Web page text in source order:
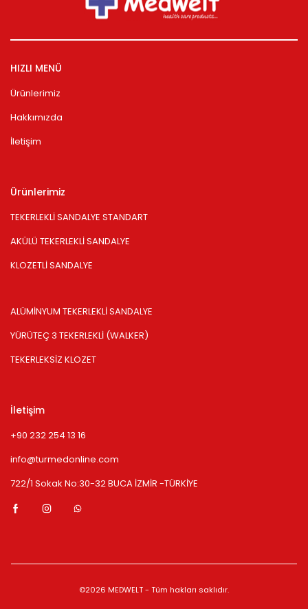
HIZLI MENÜ
Ürünlerimiz
Hakkımızda
İletişim
Ürünlerimiz
TEKERLEKLİ SANDALYE STANDART
AKÜLÜ TEKERLEKLİ SANDALYE
KLOZETLİ SANDALYE
ALÜMİNYUM TEKERLEKLİ SANDALYE
YÜRÜTEÇ 3 TEKERLEKLİ (WALKER)
TEKERLEKSİZ KLOZET
İletişim
+90 232 254 13 16
info@turmedonline.com
722/1 Sokak No:30-32 BUCA İZMİR -TÜRKİYE
©2026 MEDWELT - Tüm hakları saklıdır.